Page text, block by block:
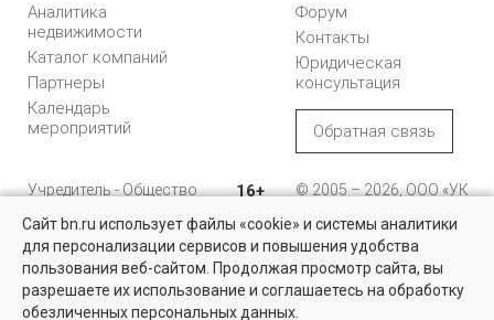
Найти квартиру - это просто!
Выбирайте среди 14 тысяч проверенных вариантов на вторичом
рынке жилья на портале BN.ru
Аналитика
недвижимости
Каталог компаний
Партнеры
Календарь
мероприятий
Форум
Контакты
Юридическая
консультация
Обратная связь
Учредитель - Общество
ответственностью
"Управляющая
компания "Бюллетень
недвижимости"
16+
© 2005 – 2026, ООО «УК
196105, Санкт-
Петербург, пр. Юрия
Гагарина, 1
Сайт bn.ru использует файлы «cookie» и системы аналитики
для персонализации сервисов и повышения удобства
пользования веб-сайтом. Продолжая просмотр сайта, вы
разрешаете их использование и соглашаетесь на обработку
обезличенных персональных данных.